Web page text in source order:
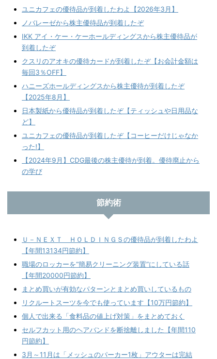
ユニカフェの優待品が到着したわよ【2026年3月】
ノバレーゼから株主優待品が到着したぞ
IKK アイ・ケー・ケーホールディングスから株主優待品が
到着したぞ
クスリのアオキの優待カードが到着したぞ【お会計金額は
毎回3％OFF】
ハニーズホールディングスから株主優待が到着したぞ
【2025年8月】
日本製紙から優待品が到着したぞ【ティッシュや日用品な
ど】
ユニカフェの優待品が到着したぞ【コーヒーだけじゃなか
った!】
【2024年9月】CDG最後の株主優待が到着。優待廃止から
の学び
節約術
Ｕ－ＮＥＸＴ ＨＯＬＤＩＮＧＳの優待品が到着したわよ
【年間13134円節約】
職場のロッカーを“簡易クリーニング装置”にしている話
【年間20000円節約】
まとめ買いが有効なパターンとまとめ買いしているもの
リクルートスーツを今でも使っています【10万円節約】
個人で出来る「食料品の値上げ対策」をまとめておく
セルフカット用のヘアバンドを断捨離しました【年間110
円節約】
3月～11月は「メッシュのパーカー1枚」アウターは完結